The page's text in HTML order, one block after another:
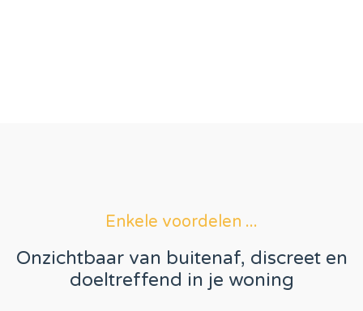
Enkele voordelen ...
Onzichtbaar van buitenaf, discreet en
doeltreffend in je woning